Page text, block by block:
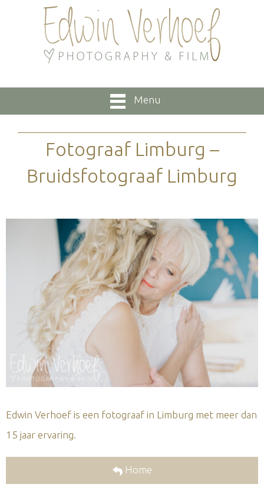
Menu
Fotograaf Limburg –
Bruidsfotograaf Limburg
Edwin Verhoef is een fotograaf in Limburg met meer dan
15 jaar ervaring.
Home